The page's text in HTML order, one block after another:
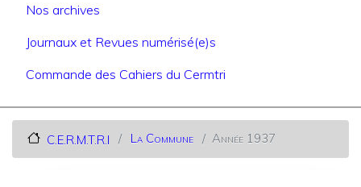
Nos archives
Journaux et Revues numérisé(e)s
Commande des Cahiers du Cermtri
C.E.R.M.T.R.I La Commune Année 1937